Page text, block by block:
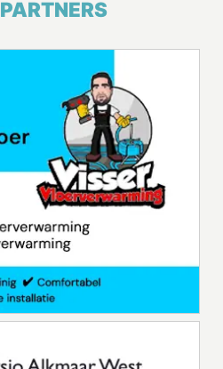
PARTNERS